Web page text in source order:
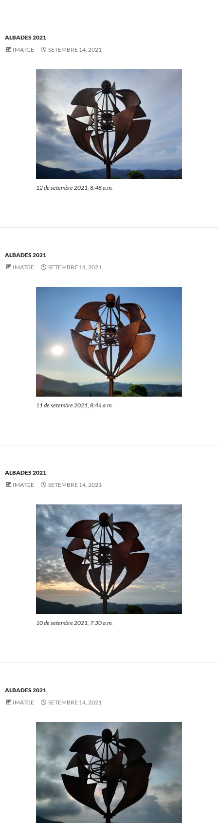
ALBADES 2021
IMATGE
SETEMBRE 14, 2021
12 de setembre 2021, 8:48 a.m.
ALBADES 2021
IMATGE
SETEMBRE 14, 2021
11 de setembre 2021, 8:44 a.m.
ALBADES 2021
IMATGE
SETEMBRE 14, 2021
10 de setembre 2021, 7:30 a.m.
ALBADES 2021
IMATGE
SETEMBRE 14, 2021